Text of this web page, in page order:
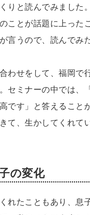
りと読んでみました
ことが話題に上った
言うので、読んでみ
わせをして、福岡で
セミナーの中では
です」と答えること
て、生かしてくれて
の変化
れたこともあり、息